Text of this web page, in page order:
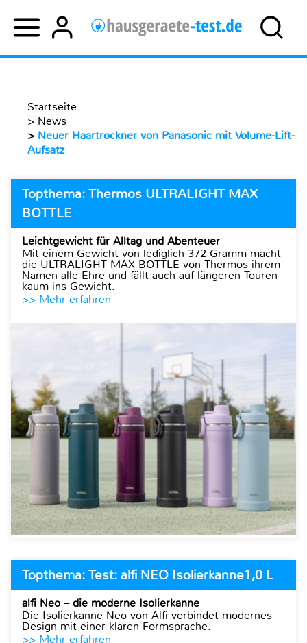
Startseite
> News
> Neuer Haartrockner von Panasonic mit Volume-Lift-
Aufsatz
Topthema: Thermos ULTRALIGHT MAX
BOTTLE
Leichtgewicht für Alltag und Abenteuer
Mit einem Gewicht von lediglich 372 Gramm macht
die ULTRALIGHT MAX BOTTLE von Thermos ihrem
Namen alle Ehre und fällt auch auf längeren Touren
kaum ins Gewicht.
>> Mehr erfahren
Topthema: Test: alfi NEO Isolierkanne1,0 L
alfi Neo – die moderne Isolierkanne
Die Isolierkanne Neo von Alfi verbindet modernes
Design mit einer klaren Formsprache.
>> Mehr erfahren